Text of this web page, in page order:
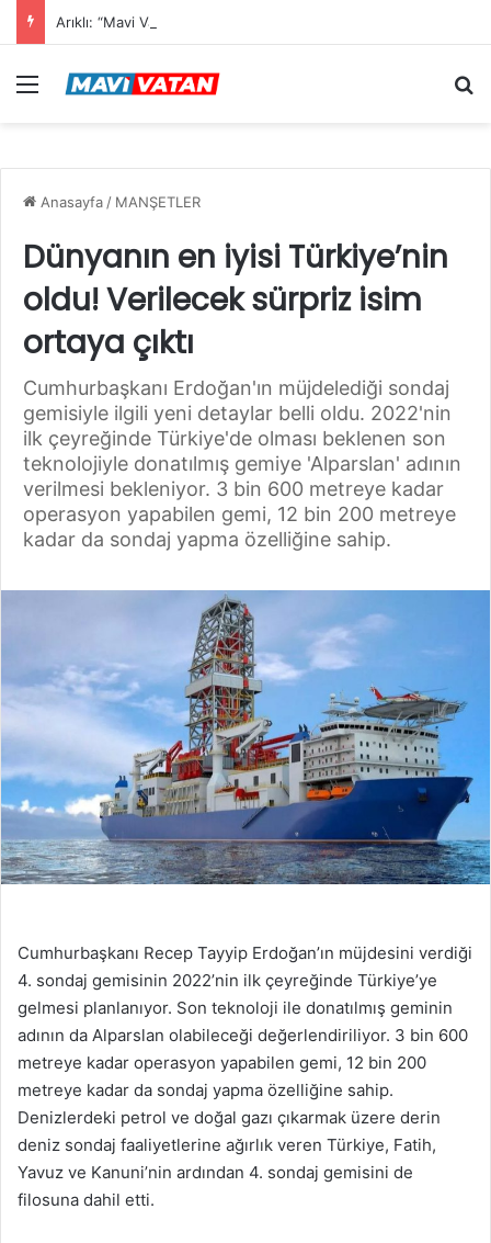
Arıklı: “Mavi Vatan”dan Sonra Hedef “Siber Vatan”
Menü
Anasayfa / MANŞETLER
Dünyanın en iyisi Türkiye’nin
oldu! Verilecek sürpriz isim
ortaya çıktı
Cumhurbaşkanı Erdoğan'ın müjdelediği sondaj
gemisiyle ilgili yeni detaylar belli oldu. 2022'nin
ilk çeyreğinde Türkiye'de olması beklenen son
teknolojiyle donatılmış gemiye 'Alparslan' adının
verilmesi bekleniyor. 3 bin 600 metreye kadar
operasyon yapabilen gemi, 12 bin 200 metreye
kadar da sondaj yapma özelliğine sahip.
Cumhurbaşkanı Recep Tayyip Erdoğan’ın müjdesini verdiği
4. sondaj gemisinin 2022’nin ilk çeyreğinde Türkiye’ye
gelmesi planlanıyor. Son teknoloji ile donatılmış geminin
adının da Alparslan olabileceği değerlendiriliyor. 3 bin 600
metreye kadar operasyon yapabilen gemi, 12 bin 200
metreye kadar da sondaj yapma özelliğine sahip.
Denizlerdeki petrol ve doğal gazı çıkarmak üzere derin
deniz sondaj faaliyetlerine ağırlık veren Türkiye, Fatih,
Yavuz ve Kanuni’nin ardından 4. sondaj gemisini de
filosuna dahil etti.